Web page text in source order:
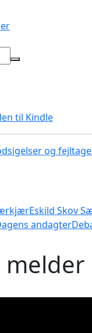
til Kindle
og
Eskild Skov
andagter